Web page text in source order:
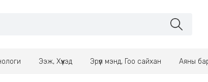
Ээж, Хүүхэд Эрүүл мэнд, Гоо сайхан Аяны